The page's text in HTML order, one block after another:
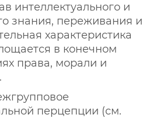
интеллектуального и
знания, переживания и
характеристика
в конечном
права, морали и
перцепции (см.